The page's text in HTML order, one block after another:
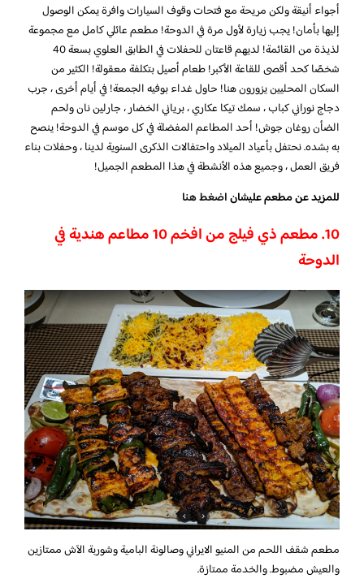
أجواء أنيقة ولكن مريحة مع فتحات وقوف السيارات وافرة يمكن الوصول
إليها بأمان! يجب زيارة لأول مرة في الدوحة! مطعم عائلي كامل مع مجموعة
لذيذة من القائمة! لديهم قاعتان للحفلات في الطابق العلوي بسعة 40
شخصًا كحد أقصى للقاعة الأكبر! طعام أصيل بتكلفة معقولة! الكثير من
السكان المحليين يزورون هنا! حاول غداء بوفيه الجمعة! في أيام أخرى ، جرب
دجاج نوراني كباب ، سمك تيكا عكاري ، برياني الخضار ، جارلين نان ولحم
الضأن روغان جوش! أحد المطاعم المفضلة في كل موسم في الدوحة! ينصح
به بشده. نحتفل بأعياد الميلاد واحتفالات الذكرى السنوية لدينا ، وحفلات بناء
فريق العمل ، وجميع هذه الأنشطة في هذا المطعم الجميل!
للمزيد عن مطعم عليشاناضغط هنا
10. مطعم ذي فيلج من افخم 10 مطاعم هندية في
الدوحة
مطعم شقف اللحم من المنيو الايراني وصالونة البامية وشوربة الآش ممتازين
والعيش مضبوط. والخدمة ممتازة.